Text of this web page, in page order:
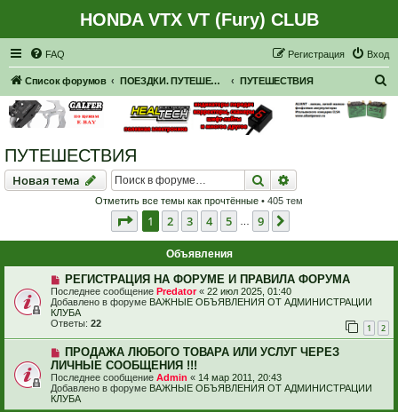
HONDA VTX VT (Fury) CLUB
FAQ Вход
Регистрация
Список форумов ПОЕЗДКИ. ПУТЕШЕСТВИЯ. ПРИГЛАШЕНИЯ В ПУТЕШЕСТВИЯ. ПУТЕШЕСТВИЯ
ПУТЕШЕСТВИЯ
Новая тема
Новаятема Поиск
Отметить все темы как прочтённые • 405 тем
Страница из
1 2 3 4 5 9
Объявления
РЕГИСТРАЦИЯ НА ФОРУМЕ И ПРАВИЛА ФОРУМА
Последнее сообщение Predator« 22 июл 2025, 01:40
Добавлено в форуме ВАЖНЫЕ ОБЪЯВЛЕНИЯ ОТ АДМИНИСТРАЦИИ
КЛУБА
Ответы: 22 1 2
ПРОДАЖА ЛЮБОГО ТОВАРА ИЛИ УСЛУГ ЧЕРЕЗ
ЛИЧНЫЕ СООБЩЕНИЯ !!!
Последнее сообщение Admin « 14 мар 2011, 20:43
Добавлено в форуме ВАЖНЫЕ ОБЪЯВЛЕНИЯ ОТ АДМИНИСТРАЦИИ
КЛУБА